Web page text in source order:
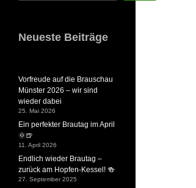
Neueste Beiträge
Vorfreude auf die Brauschau
Münster 2026 – wir sind
wieder dabei
25. Mai 2026
Ein perfekter Brautag im April
🌞🍺
11. April 2026
Endlich wieder Brautag –
zurück am Hopfen-Kessel! 🍻
27. September 2025